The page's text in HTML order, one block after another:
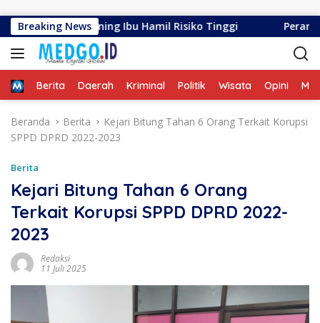
Breaking News
Skrining Ibu Hamil Risiko Tinggi Peran
HomeBerita Daerah Kriminal Politik Wisata Opini
Beranda Berita
Kejari Bitung Tahan 6 Orang Terkait Korupsi
SPPD DPRD 2022-2023
Berita
Kejari Bitung Tahan 6 Orang
Terkait Korupsi SPPD DPRD 2022-
2023
Redaksi
11 Juli 2025